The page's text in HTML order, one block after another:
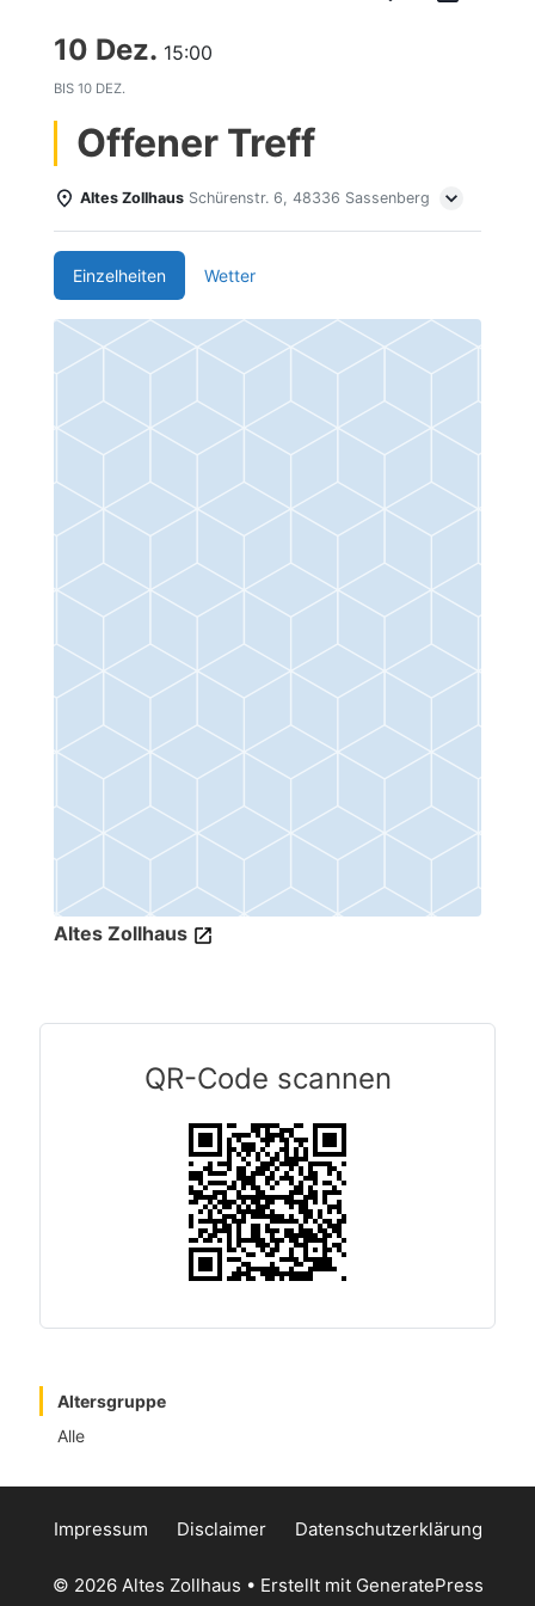
10 Dez. 15:00
BIS 10 DEZ.
Offener Treff
Altes Zollhaus Schürenstr. 6, 48336 Sassenberg
Einzelheiten Wetter
Altes Zollhaus
QR-Code scannen
Altersgruppe
Alle
Impressum Disclaimer Datenschutzerklärung
© 2026 Altes Zollhaus • Erstellt mit GeneratePress